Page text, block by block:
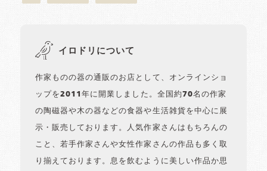
イロドリについて
作家ものの器の通販のお店として、オンラインショ
ップを2011年に開業しました。全国約70名の作家
の陶磁器や木の器などの食器や生活雑貨を中心に展
示・販売しております。人気作家さんはもちろんの
こと、若手作家さんや女性作家さんの作品も多く取
り揃えております。息を飲むように美しい作品か思